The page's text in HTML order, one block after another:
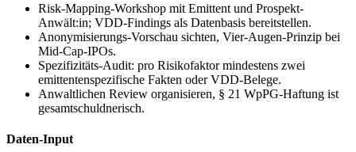
Risk-Mapping-Workshop mit Emittent und Prospekt-
Anwält:in; VDD-Findings als Datenbasis bereitstellen.
Anonymisierungs-Vorschau sichten, Vier-Augen-Prinzip bei
Mid-Cap-IPOs.
Spezifizitäts-Audit: pro Risikofaktor mindestens zwei
emittentenspezifische Fakten oder VDD-Belege.
Anwaltlichen Review organisieren, § 21 WpPG-Haftung ist
gesamtschuldnerisch.
Daten-Input